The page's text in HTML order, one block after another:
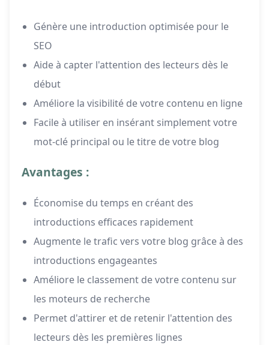
Génère une introduction optimisée pour le
SEO
Aide à capter l'attention des lecteurs dès le
début
Améliore la visibilité de votre contenu en ligne
Facile à utiliser en insérant simplement votre
mot-clé principal ou le titre de votre blog
Avantages :
Économise du temps en créant des
introductions efficaces rapidement
Augmente le trafic vers votre blog grâce à des
introductions engageantes
Améliore le classement de votre contenu sur
les moteurs de recherche
Permet d'attirer et de retenir l'attention des
lecteurs dès les premières lignes